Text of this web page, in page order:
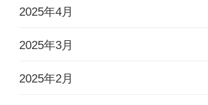
2025年4月
2025年3月
2025年2月